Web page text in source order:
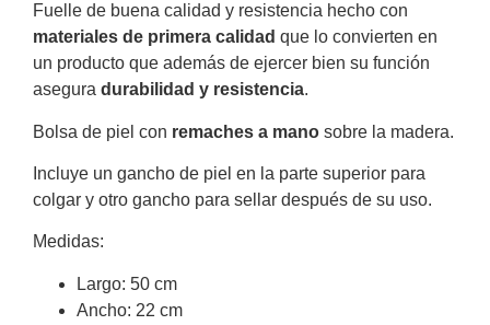
Fuelle de buena calidad y resistencia hecho con
materiales de primera calidad que lo convierten en
un producto que además de ejercer bien su función
asegura durabilidad y resistencia.
Bolsa de piel con remaches a mano sobre la madera.
Incluye un gancho de piel en la parte superior para
colgar y otro gancho para sellar después de su uso.
Medidas:
Largo: 50 cm
Ancho: 22 cm